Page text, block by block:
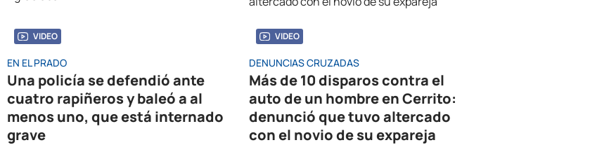
VIDEO
EN EL PRADO
Una policía se defendió ante
cuatro rapiñeros y baleó a al
menos uno, que está internado
grave
VIDEO
DENUNCIAS CRUZADAS
Más de 10 disparos contra el
auto de un hombre en Cerrito:
denunció que tuvo altercado
con el novio de su expareja